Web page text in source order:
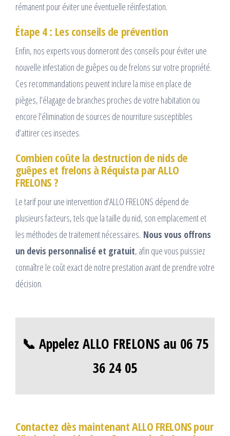
rémanent pour éviter une éventuelle réinfestation.
Étape 4 : Les conseils de prévention
Enfin, nos experts vous donneront des conseils pour éviter une
nouvelle infestation de guêpes ou de frelons sur votre propriété.
Ces recommandations peuvent inclure la mise en place de
pièges, l’élagage de branches proches de votre habitation ou
encore l’élimination de sources de nourriture susceptibles
d’attirer ces insectes.
Combien coûte la destruction de nids de
guêpes et frelons à Réquista par ALLO
FRELONS ?
Le tarif pour une intervention d’ALLO FRELONS dépend de
plusieurs facteurs, tels que la taille du nid, son emplacement et
les méthodes de traitement nécessaires. Nous vous offrons
un devis personnalisé et gratuit, afin que vous puissiez
connaître le coût exact de notre prestation avant de prendre votre
décision.
📞 Appelez ALLO FRELONS au 06 75
36 24 05
Contactez dès maintenant ALLO FRELONS pour